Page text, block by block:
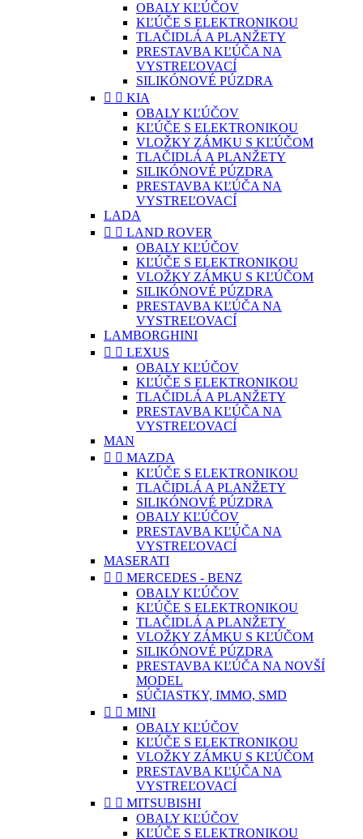
OBALY KĽÚČOV
KĽÚČE S ELEKTRONIKOU
TLAČIDLÁ A PLANŽETY
PRESTAVBA KĽÚČA NA
VYSTREĽOVACÍ
SILIKÓNOVÉ PÚZDRA
  KIA
OBALY KĽÚČOV
KĽÚČE S ELEKTRONIKOU
VLOŽKY ZÁMKU S KĽÚČOM
TLAČIDLÁ A PLANŽETY
SILIKÓNOVÉ PÚZDRA
PRESTAVBA KĽÚČA NA
VYSTREĽOVACÍ
LADA
  LAND ROVER
OBALY KĽÚČOV
KĽÚČE S ELEKTRONIKOU
VLOŽKY ZÁMKU S KĽÚČOM
SILIKÓNOVÉ PÚZDRA
PRESTAVBA KĽÚČA NA
VYSTREĽOVACÍ
LAMBORGHINI
  LEXUS
OBALY KĽÚČOV
KĽÚČE S ELEKTRONIKOU
TLAČIDLÁ A PLANŽETY
PRESTAVBA KĽÚČA NA
VYSTREĽOVACÍ
MAN
  MAZDA
KĽÚČE S ELEKTRONIKOU
TLAČIDLÁ A PLANŽETY
SILIKÓNOVÉ PÚZDRA
OBALY KĽÚČOV
PRESTAVBA KĽÚČA NA
VYSTREĽOVACÍ
MASERATI
  MERCEDES - BENZ
OBALY KĽÚČOV
KĽÚČE S ELEKTRONIKOU
TLAČIDLÁ A PLANŽETY
VLOŽKY ZÁMKU S KĽÚČOM
SILIKÓNOVÉ PÚZDRA
PRESTAVBA KĽÚČA NA NOVŠÍ
MODEL
SÚČIASTKY, IMMO, SMD
  MINI
OBALY KĽÚČOV
KĽÚČE S ELEKTRONIKOU
VLOŽKY ZÁMKU S KĽÚČOM
PRESTAVBA KĽÚČA NA
VYSTREĽOVACÍ
  MITSUBISHI
OBALY KĽÚČOV
KĽÚČE S ELEKTRONIKOU